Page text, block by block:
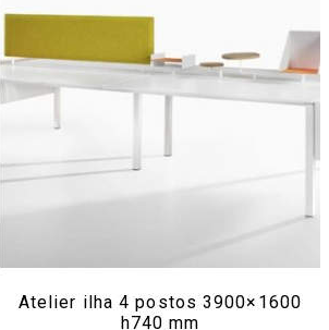
Atelier ilha 4 postos 3900×1600
h740 mm